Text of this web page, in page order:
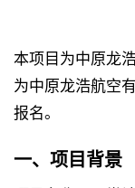
本项目为中原龙
为中原龙浩航空
报名。
一、项目背景